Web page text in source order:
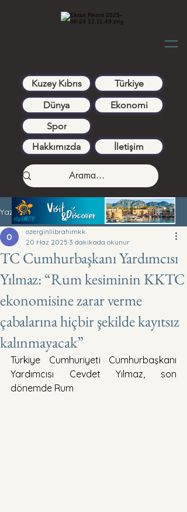
Kuzey Kıbrıs
Türkiye
Dünya
Ekonomi
Spor
Hakkımızda
İletişim
Yazı
TC Cumhurbaşkanı Yardımcısı
Yılmaz: “Rum kesiminin KKTC
ekonomisine zarar verme
çabalarına hiçbir şekilde kayıtsız
kalınmayacak”
ozerginliibrahimkk
20 Haz 2025 3 dakikada okunur
Türkiye Cumhuriyeti Cumhurbaşkanı
Yardımcısı Cevdet Yılmaz, son
dönemde Rum